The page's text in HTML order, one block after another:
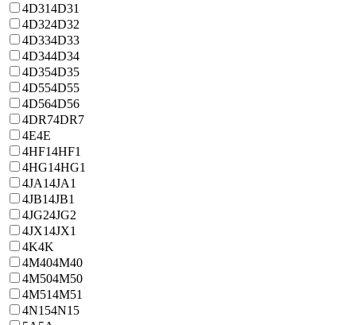
4D314D31
4D324D32
4D334D33
4D344D34
4D354D35
4D554D55
4D564D56
4DR74DR7
4E4E
4HF14HF1
4HG14HG1
4JA14JA1
4JB14JB1
4JG24JG2
4JX14JX1
4K4K
4M404M40
4M504M50
4M514M51
4N154N15